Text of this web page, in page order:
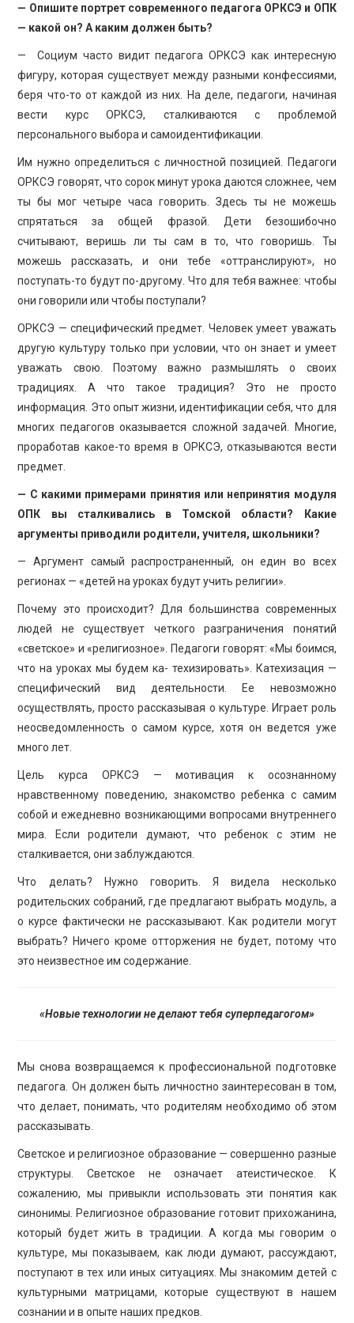
— Опишите портрет современного педагога ОРКСЭ и ОПК
— какой он? А каким должен быть?
— Социум часто видит педагога ОРКСЭ как интересную
фигуру, которая существует между разными конфессиями,
беря что-то от каждой из них. На деле, педагоги, начиная
вести курс ОРКСЭ, сталкиваются с проблемой
персонального выбора и самоидентификации.
Им нужно определиться с личностной позицией. Педагоги
ОРКСЭ говорят, что сорок минут урока даются сложнее, чем
ты бы мог четыре часа говорить. Здесь ты не можешь
спрятаться за общей фразой. Дети безошибочно
считывают, веришь ли ты сам в то, что говоришь. Ты
можешь рассказать, и они тебе «оттранслируют», но
поступать-то будут по-другому. Что для тебя важнее: чтобы
они говорили или чтобы поступали?
ОРКСЭ — специфический предмет. Человек умеет уважать
другую культуру только при условии, что он знает и умеет
уважать свою. Поэтому важно размышлять о своих
традициях. А что такое традиция? Это не просто
информация. Это опыт жизни, идентификации себя, что для
многих педагогов оказывается сложной задачей. Многие,
проработав какое-то время в ОРКСЭ, отказываются вести
предмет.
— С какими примерами принятия или непринятия модуля
ОПК вы сталкивались в Томской области? Какие
аргументы приводили родители, учителя, школьники?
— Аргумент самый распространенный, он един во всех
регионах — «детей на уроках будут учить религии».
Почему это происходит? Для большинства современных
людей не существует четкого разграничения понятий
«светское» и «религиозное». Педагоги говорят: «Мы боимся,
что на уроках мы будем ка- техизировать». Катехизация —
специфический вид деятельности. Ее невозможно
осуществлять, просто рассказывая о культуре. Играет роль
неосведомленность о самом курсе, хотя он ведется уже
много лет.
Цель курса ОРКСЭ — мотивация к осознанному
нравственному поведению, знакомство ребенка с самим
собой и ежедневно возникающими вопросами внутреннего
мира. Если родители думают, что ребенок с этим не
сталкивается, они заблуждаются.
Что делать? Нужно говорить. Я видела несколько
родительских собраний, где предлагают выбрать модуль, а
о курсе фактически не рассказывают. Как родители могут
выбрать? Ничего кроме отторжения не будет, потому что
это неизвестное им содержание.
«Новые технологии не делают тебя суперпедагогом»
Мы снова возвращаемся к профессиональной подготовке
педагога. Он должен быть личностно заинтересован в том,
что делает, понимать, что родителям необходимо об этом
рассказывать.
Светское и религиозное образование — совершенно разные
структуры. Светское не означает атеистическое. К
сожалению, мы привыкли использовать эти понятия как
синонимы. Религиозное образование готовит прихожанина,
который будет жить в традиции. А когда мы говорим о
культуре, мы показываем, как люди думают, рассуждают,
поступают в тех или иных ситуациях. Мы знакомим детей с
культурными матрицами, которые существуют в нашем
сознании и в опыте наших предков.